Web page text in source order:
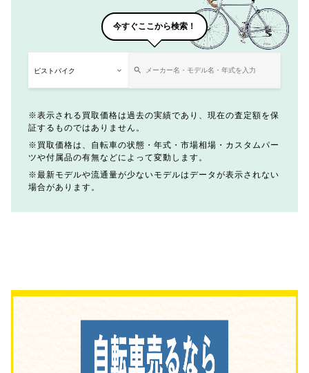
今すぐここから検索！
表示される買取価格は過去の実績であり、現在の査定額を保
証するものではありません。
買取価格は、自転車の状態・年式・市場相場・カスタムパー
ツや付属品の有無などによって変動します。
最新モデルや流通量が少ないモデルはデータが表示されない
場合があります。